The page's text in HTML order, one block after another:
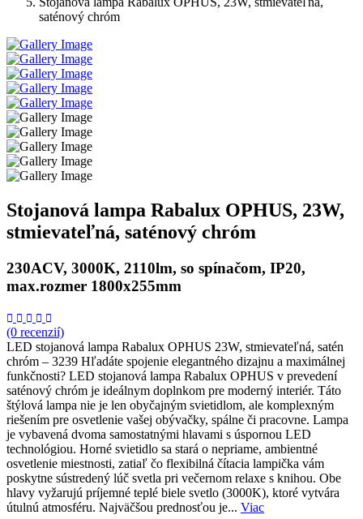
saténový chróm
Stojanová lampa Rabalux OPHUS, 23W,
stmievateľná, saténový chróm
230ACV, 3000K, 2110lm, so spínačom, IP20,
max.rozmer 1800x255mm
(0 recenzií)
LED stojanová lampa Rabalux OPHUS 23W, stmievateľná, satén
chróm – 3239 Hľadáte spojenie elegantného dizajnu a maximálnej
funkčnosti? LED stojanová lampa Rabalux OPHUS v prevedení
saténový chróm je ideálnym doplnkom pre moderný interiér. Táto
štýlová lampa nie je len obyčajným svietidlom, ale komplexným
riešením pre osvetlenie vašej obývačky, spálne či pracovne. Lampa
je vybavená dvoma samostatnými hlavami s úspornou LED
technológiou. Horné svietidlo sa stará o nepriame, ambientné
osvetlenie miestnosti, zatiaľ čo flexibilná čítacia lampička vám
poskytne sústredený lúč svetla pri večernom relaxe s knihou. Obe
hlavy vyžarujú príjemné teplé biele svetlo (3000K), ktoré vytvára
útulnú atmosféru. Najväčšou prednosťou je... Viac